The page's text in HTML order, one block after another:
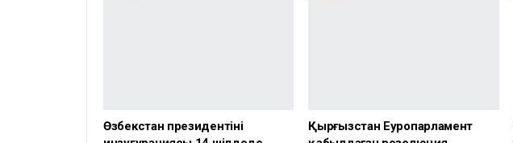
Өзбекстан президентінің
Қырғызстан Еуропарламент